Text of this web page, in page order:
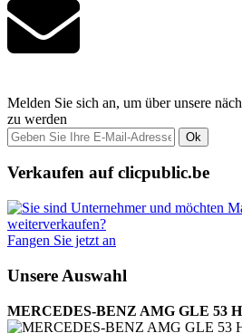
Melden Sie sich an, um über unsere
zu werden
Ok
Verkaufen auf clicpublic.be
Fangen Sie jetzt an
Unsere Auswahl
MERCEDES-BENZ AMG GLE 53